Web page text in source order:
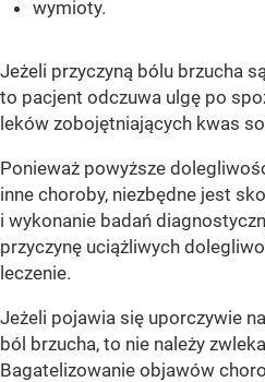
wymioty.
Jeżeli przyczyną bólu brzucha
to pacjent odczuwa ulgę po
leków zobojętniających kwas
Ponieważ powyższe
inne choroby, niezbędne jest
i wykonanie badań
przyczynę uciążliwych
leczenie.
Jeżeli pojawia się uporczywie
ból brzucha, to nie należy
Bagatelizowanie objawów